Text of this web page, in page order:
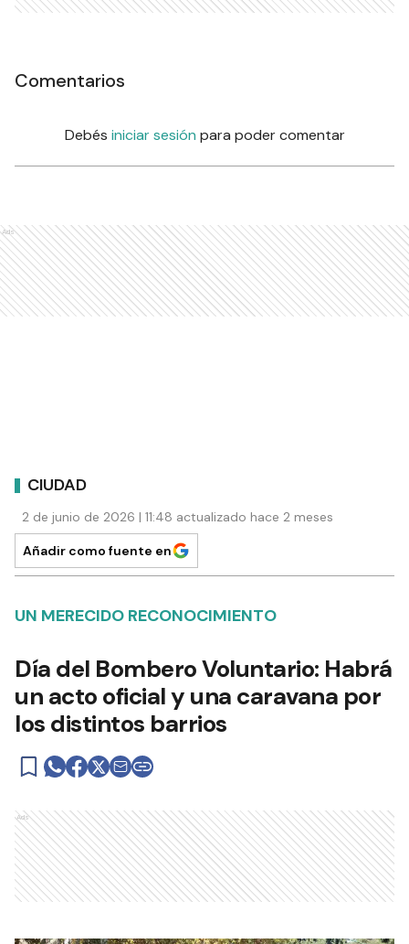
Comentarios
Debés iniciar sesión para poder comentar
Ads
CIUDAD
2 de junio de 2026 | 11:48 actualizado hace 2 meses
Añadir como fuente en
UN MERECIDO RECONOCIMIENTO
Día del Bombero Voluntario: Habrá
un acto oficial y una caravana por
los distintos barrios
Ads